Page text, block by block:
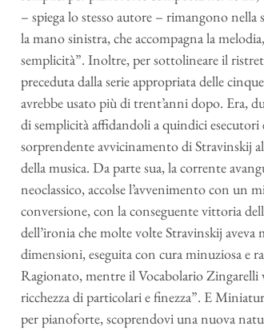
– spiega lo stesso autore – rimangono nella
la mano sinistra, che accompagna la
semplicità”. Inoltre, per sottolineare il
preceduta dalla serie appropriata delle
avrebbe usato più di trent’anni dopo. Era,
di semplicità affidandoli a quindici esecutori
sorprendente avvicinamento di Stravinskij
della musica. Da parte sua, la corrente
neoclassico, accolse l’avvenimento con un
conversione, con la conseguente vittoria
dell’ironia che molte volte Stravinskij
dimensioni, eseguita con cura minuziosa e
Ragionato, mentre il Vocabolario
ricchezza di particolari e finezza”. E
per pianoforte, scoprendovi una nuova